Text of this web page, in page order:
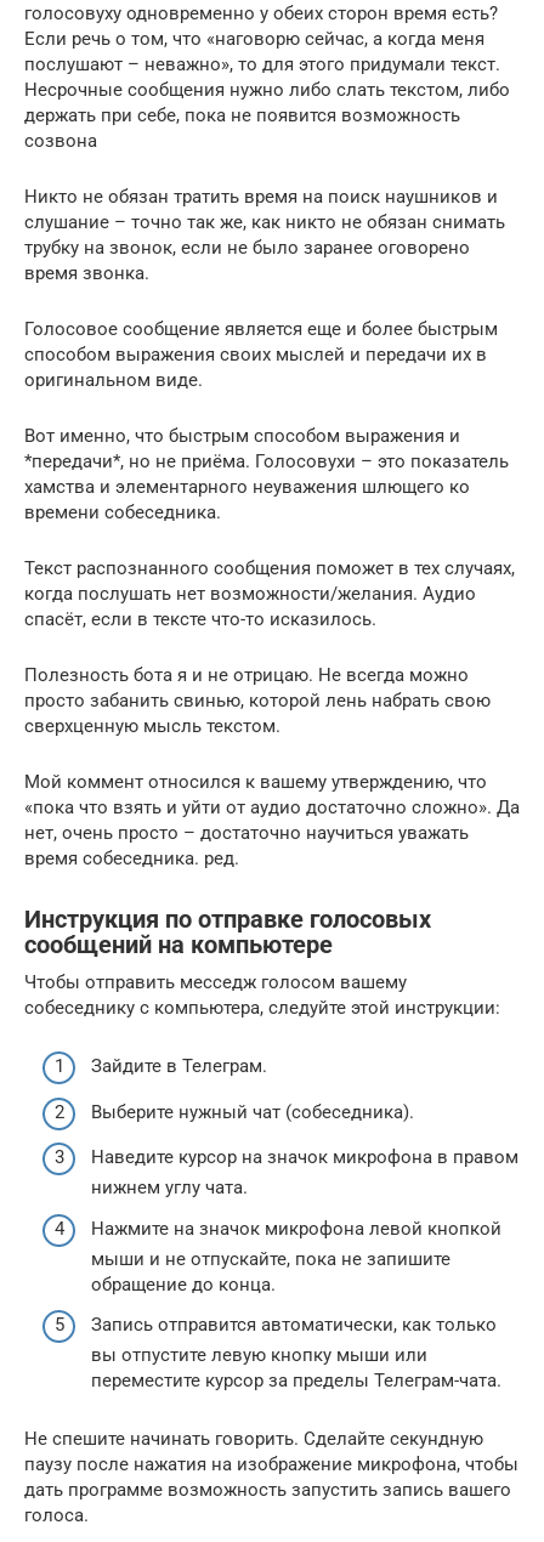
голосовуху одновременно у обеих сторон время есть?
Если речь о том, что «наговорю сейчас, а когда меня
послушают – неважно», то для этого придумали текст.
Несрочные сообщения нужно либо слать текстом, либо
держать при себе, пока не появится возможность
созвона
Никто не обязан тратить время на поиск наушников и
слушание – точно так же, как никто не обязан снимать
трубку на звонок, если не было заранее оговорено
время звонка.
Голосовое сообщение является еще и более быстрым
способом выражения своих мыслей и передачи их в
оригинальном виде.
Вот именно, что быстрым способом выражения и
*передачи*, но не приёма. Голосовухи – это показатель
хамства и элементарного неуважения шлющего ко
времени собеседника.
Текст распознанного сообщения поможет в тех случаях,
когда послушать нет возможности/желания. Аудио
спасёт, если в тексте что-то исказилось.
Полезность бота я и не отрицаю. Не всегда можно
просто забанить свинью, которой лень набрать свою
сверхценную мысль текстом.
Мой коммент относился к вашему утверждению, что
«пока что взять и уйти от аудио достаточно сложно». Да
нет, очень просто – достаточно научиться уважать
время собеседника. ред.
Инструкция по отправке голосовых
сообщений на компьютере
Чтобы отправить месседж голосом вашему
собеседнику c компьютера, следуйте этой инструкции:
Зайдите в Телеграм.
Выберите нужный чат (собеседника).
Наведите курсор на значок микрофона в правом
нижнем углу чата.
Нажмите на значок микрофона левой кнопкой
мыши и не отпускайте, пока не запишите
обращение до конца.
Запись отправится автоматически, как только
вы отпустите левую кнопку мыши или
переместите курсор за пределы Телеграм-чата.
Не спешите начинать говорить. Сделайте секундную
паузу после нажатия на изображение микрофона, чтобы
дать программе возможность запустить запись вашего
голоса.